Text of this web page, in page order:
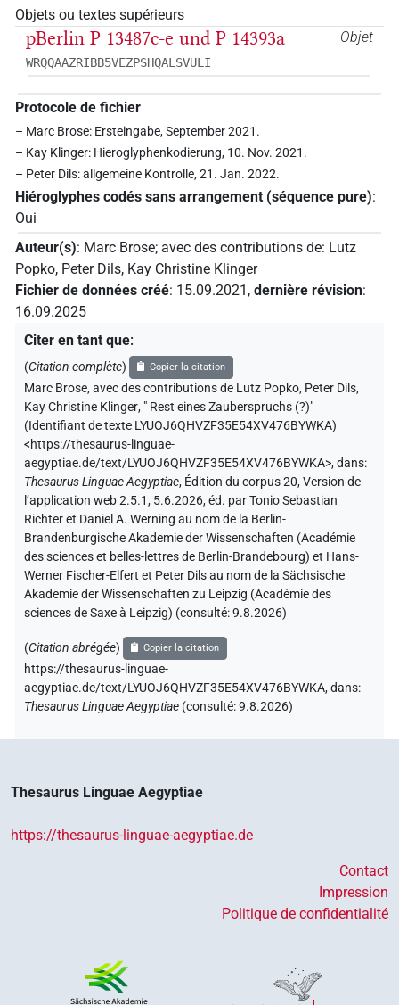
Objets ou textes supérieurs
Objet
pBerlin P 13487c-e und P 14393a
WRQQAAZRIBB5VEZPSHQALSVULI
Protocole de fichier
– Marc Brose: Ersteingabe, September 2021.
– Kay Klinger: Hieroglyphenkodierung, 10. Nov. 2021.
– Peter Dils: allgemeine Kontrolle, 21. Jan. 2022.
Hiéroglyphes codés sans arrangement (séquence pure):
Oui
Auteur(s): Marc Brose; avec des contributions de: Lutz
Popko, Peter Dils, Kay Christine Klinger
Fichier de données créé: 15.09.2021 , dernière révision:
16.09.2025
Citer en tant que:
(Citation complète) Copier la citation
Marc Brose,avec des contributions de Lutz Popko, Peter Dils,
Kay Christine Klinger, " Rest eines Zauberspruchs (?)"
(Identifiant de texte LYUOJ6QHVZF35E54XV476BYWKA)
<https://thesaurus-linguae-
aegyptiae.de/text/LYUOJ6QHVZF35E54XV476BYWKA>,dans:
Thesaurus Linguae Aegyptiae, Édition du corpus 20, Version de
l’application web 2.5.1, 5.6.2026, éd. par Tonio Sebastian
Richter et Daniel A. Werning au nom de la Berlin-
Brandenburgische Akademie der Wissenschaften (Académie
des sciences et belles-lettres de Berlin-Brandebourg) et Hans-
Werner Fischer-Elfert et Peter Dils au nom de la Sächsische
Akademie der Wissenschaften zu Leipzig (Académie des
sciences de Saxe à Leipzig) (consulté:9.8.2026)
(Citation abrégée) Copier la citation
https://thesaurus-linguae-
aegyptiae.de/text/LYUOJ6QHVZF35E54XV476BYWKA,dans:
Thesaurus Linguae Aegyptiae (consulté:9.8.2026)
Thesaurus Linguae Aegyptiae
https://thesaurus-linguae-aegyptiae.de
Contact
Impression
Politique de confidentialité